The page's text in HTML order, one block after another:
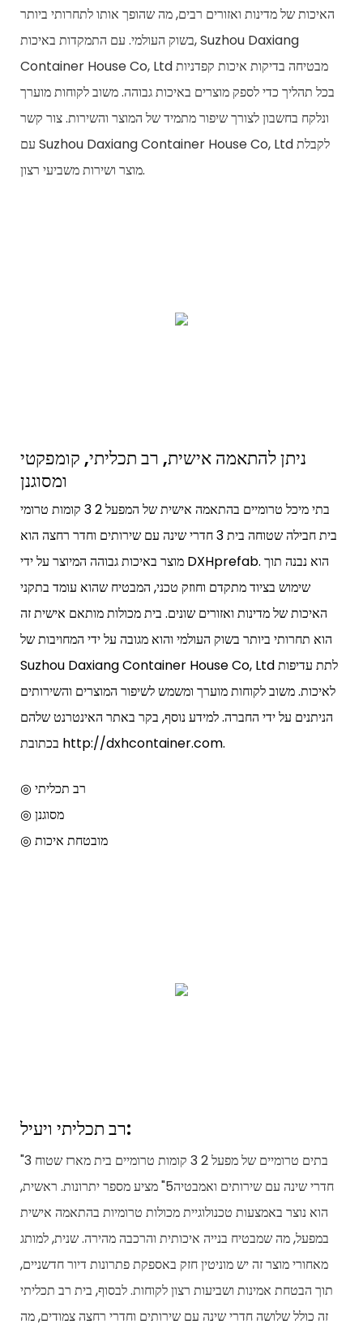
האיכות של מדינות ואזורים רבים, מה שהופך אותו לתחרותי ביותר
בשוק העולמי. עם התמקדות באיכות, Suzhou Daxiang
Container House Co, Ltd מבטיחה בדיקות איכות קפדניות
בכל תהליך כדי לספק מוצרים באיכות גבוהה. משוב לקוחות מוערך
ונלקח בחשבון לצורך שיפור מתמיד של המוצר והשירות. צור קשר
עם Suzhou Daxiang Container House Co, Ltd לקבלת
מוצר ושירות משביעי רצון.
ניתן להתאמה אישית, רב תכליתי, קומפקטי
בתי מיכל טרומיים בהתאמה אישית של המפעל 2 3 קומות טרומי
בית חבילה שטוחה בית 3 חדרי שינה עם שירותים וחדר רחצה הוא
מוצר באיכות גבוהה המיוצר על ידי DXHprefab. הוא נבנה תוך
שימוש בציוד מתקדם וחוזק טכני, המבטיח שהוא עומד בתקני
האיכות של מדינות ואזורים שונים. בית מכולות מותאם אישית זה
הוא תחרותי ביותר בשוק העולמי והוא מגובה על ידי המחויבות של
Suzhou Daxiang Container House Co, Ltd לתת עדיפות
לאיכות. משוב לקוחות מוערך ומשמש לשיפור המוצרים והשירותים
הניתנים על ידי החברה. למידע נוסף, בקר באתר האינטרנט שלהם
בכתובת http://dxhcontainer.com.
◎ מסוגנן
◎ מובטחת איכות
רב תכליתי ויעיל:
"בתים טרומיים של מפעל 2 3 קומות טרומיים בית מארז שטוח 3
חדרי שינה עם שירותים ואמבטיה5" מציע מספר יתרונות. ראשית,
הוא נוצר באמצעות טכנולוגיית מכולות טרומיות בהתאמה אישית
במפעל, מה שמבטיח בנייה איכותית והרכבה מהירה. שנית, למותג
מאחורי מוצר זה יש מוניטין חזק באספקת פתרונות דיור חדשניים,
תוך הבטחת אמינות ושביעות רצון לקוחות. לבסוף, בית רב תכליתי
זה כולל שלושה חדרי שינה עם שירותים וחדרי רחצה צמודים, מה